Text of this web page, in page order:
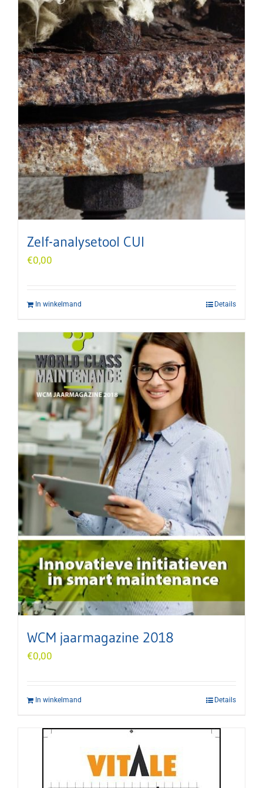
Zelf-analysetool CUI
€0,00
In winkelmand Details
WCM jaarmagazine 2018
€0,00
In winkelmand Details